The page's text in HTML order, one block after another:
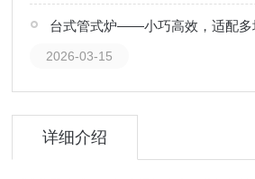
2026-03-15
详细介绍